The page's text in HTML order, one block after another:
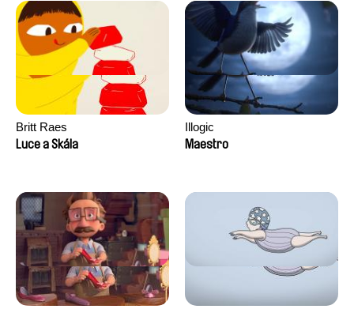
Britt Raes
Luce a Skála
Illogic
Maestro